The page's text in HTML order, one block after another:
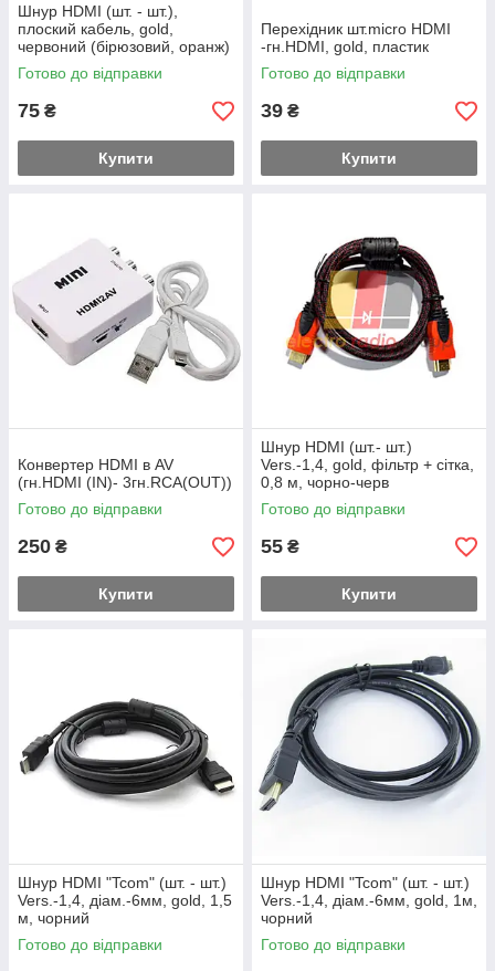
Шнур HDMI (шт. - шт.),
плоский кабель, gold,
червоний (бірюзовий, оранж)
в блістері, 5м.
Готово до відправки
75 ₴
Купити
Перехідник шт.micro HDMI
-гн.HDMI, gold, пластик
Готово до відправки
39 ₴
Купити
Конвертер HDMI в AV
(гн.HDMI (IN)- 3гн.RCA(OUT))
Готово до відправки
250 ₴
Купити
Шнур HDMI (шт.- шт.)
Vers.-1,4, gold, фільтр + сітка,
0,8 м, чорно-черв
Готово до відправки
55 ₴
Купити
Шнур HDMI "Tcom" (шт. - шт.)
Vers.-1,4, діам.-6мм, gold, 1,5
м, чорний
Готово до відправки
Шнур HDMI "Tcom" (шт. - шт.)
Vers.-1,4, діам.-6мм, gold, 1м,
чорний
Готово до відправки